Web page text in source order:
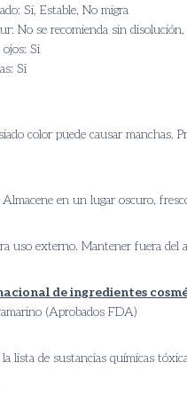
Si, Estable, No migra
No se recomienda sin
Si
Si
color puede causar
Almacene en un lugar oscuro,
uso externo. Mantener fuera del
de ingredientes
(Aprobados FDA)
lista de sustancias químicas